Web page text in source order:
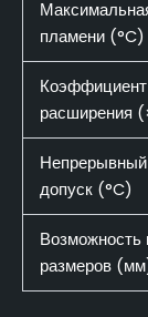
пламени (°C)
Коэффициент
расширения
Непрерывный
допуск (°C)
Возможность
размеров